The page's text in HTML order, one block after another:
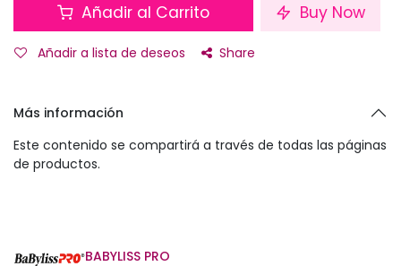
Añadir al Carrito Buy Now
Añadir a lista de deseos Share
Más información
Este contenido se compartirá a través de todas las páginas
de productos.
BABYLISS PRO